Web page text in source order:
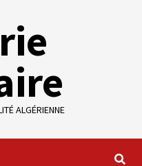
ALGÉRIENNE